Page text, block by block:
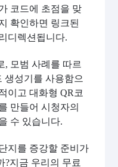
코드에 초점을 맞
확인하면 링크된
디렉션됩니다.
, 모범 사례를 따르
생성기를 사용함으
이고 대화형 QR코
만들어 시청자의
수 있습니다.
지를 증강할 준비가
?지금 우리의 무료